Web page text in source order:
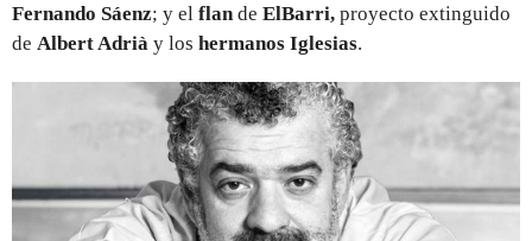
Fernando Sáenz; y el flande ElBarri, proyecto extinguido
de Albert Adrià y los hermanos Iglesias.